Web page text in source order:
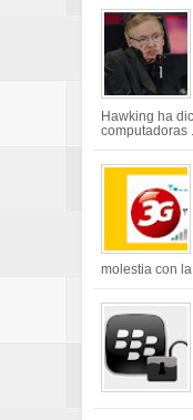
Hawking ha
computadoras ...
molestia con la